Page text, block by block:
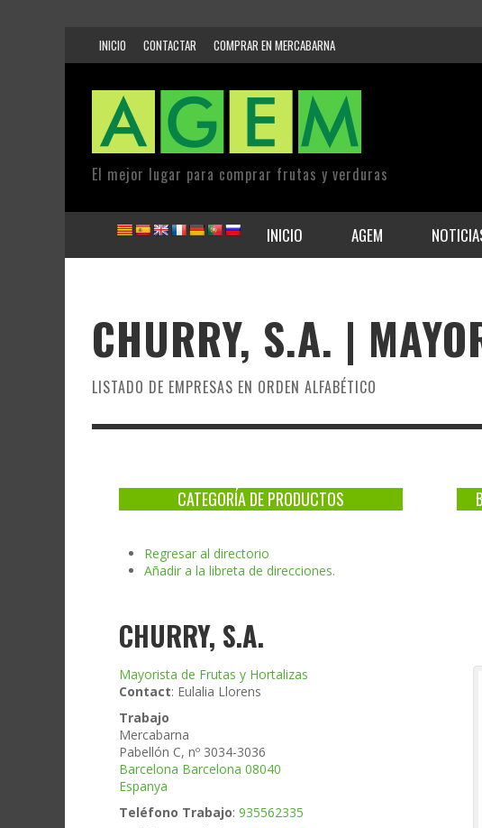
INICIO CONTACTAR COMPRAR EN MERCABARNA
El mejor lugar para comprar frutas y verduras
INICIO AGEM
CHURRY, S.A. |
LISTADO DE EMPRESAS EN ORDEN ALFABÉTICO
CATEGORÍA DE PRODUCTOS
Regresar al directorio
Añadir a la libreta de direcciones.
CHURRY, S.A.
Mayorista de Frutas y Hortalizas
Contact: Eulalia Llorens
Trabajo
Mercabarna
Pabellón C, nº 3034-3036
Barcelona Barcelona 08040
Espanya
Teléfono Trabajo: 935562335